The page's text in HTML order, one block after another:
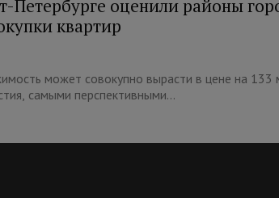
Петербурге оценили районы
квартир
может совокупно вырасти в цене на
самыми перспективными...